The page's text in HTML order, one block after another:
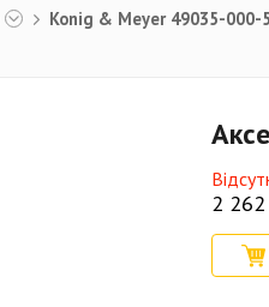
Konig & Meyer 49035-000-
2 262